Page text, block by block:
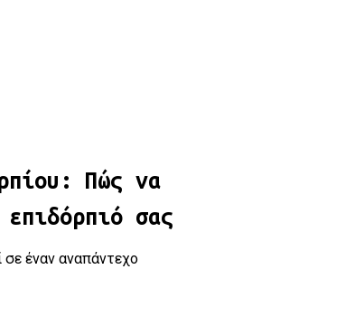
Πώς να
σας
σε έναν αναπάντεχο